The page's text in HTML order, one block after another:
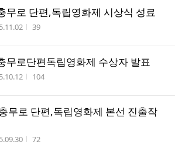
무로 단편,독립영화제 시상식 성료
성시간 조회수
39
무로단편독립영화제 수상자 발표
성시간 조회수
104
무로 단편,독립영화제 본선 진출작
성시간 조회수
72